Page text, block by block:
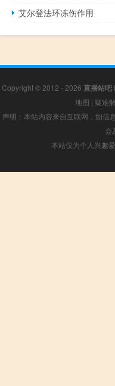
艾尔登法环冻伤作用
Copyright © 2012 - 2026 直播站吧
地图 | 疑难
声明：本站内容来自互联网，如信
会
本站仅为个人兴趣